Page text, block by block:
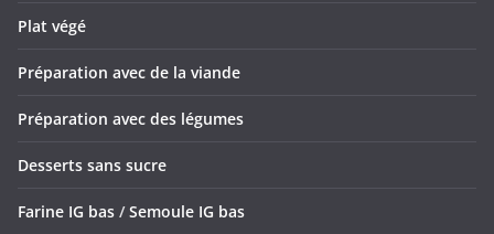
Plat végé
Préparation avec de la viande
Préparation avec des légumes
Desserts sans sucre
Farine IG bas /Semoule IG bas